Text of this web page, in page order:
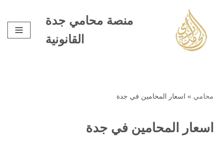
تخطى
إلى
المحتوى
منصة محامي جدة
القانونية
محامي » اسعار المحامين في جدة
اسعار المحامين في جدة